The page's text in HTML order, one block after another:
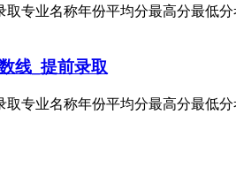
专业名称年份平均分最高分最低
线_提前录取
专业名称年份平均分最高分最低